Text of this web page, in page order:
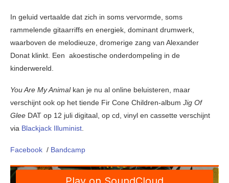
In geluid vertaalde dat zich in soms vervormde, soms
rammelende gitaarriffs en energiek, dominant drumwerk,
waarboven de melodieuze, dromerige zang van Alexander
Donat klinkt. Een akoestische onderdompeling in de
kinderwereld.
You Are My Animalkan je nu al online beluisteren, maar
verschijnt ook op het tiende Fir Cone Children-album Jig Of
Glee DAT op 12 juli digitaal, op cd, vinyl en cassette verschijnt
via Blackjack Illuminist
Facebook / Bandcamp